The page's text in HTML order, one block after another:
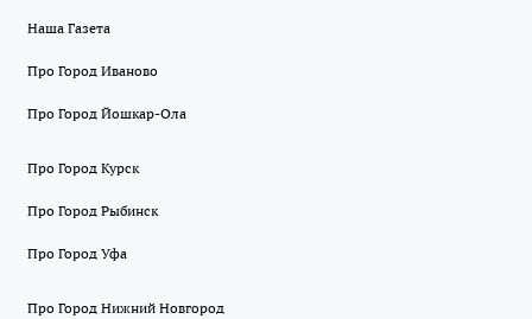
Наша Газета
Про Город Иваново
Про Город Йошкар-Ола
Про Город Курск
Про Город Рыбинск
Про Город Уфа
Про Город Нижний Новгород